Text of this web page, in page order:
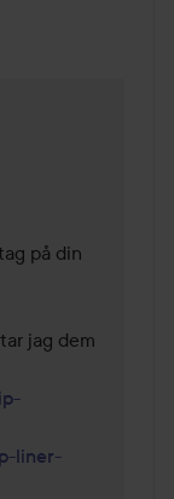
på Lyko.lades 1 år
på din
jag dem
liner-